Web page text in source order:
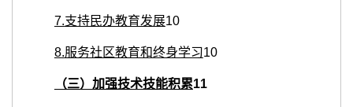
7.支持民办教育发展10
8.服务社区教育和终身学习10
（三）加强技术技能积累11